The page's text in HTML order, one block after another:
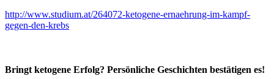
http://www.studium.at/264072-ketogene-ernaehrung-im-kampf-
gegen-den-krebs
Bringt ketogene Erfolg? Persönliche Geschichten bestätigen es!